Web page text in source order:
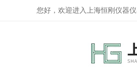
您好，欢迎进入上海恒刚仪器仪